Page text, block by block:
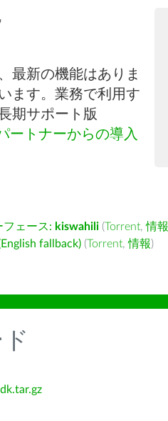
最新の機能はありま
ます。業務で利用す
期サポート版
ートナーからの導入
フェース: kiswahili (Torrent,情報
fallback) (Torrent,情報)